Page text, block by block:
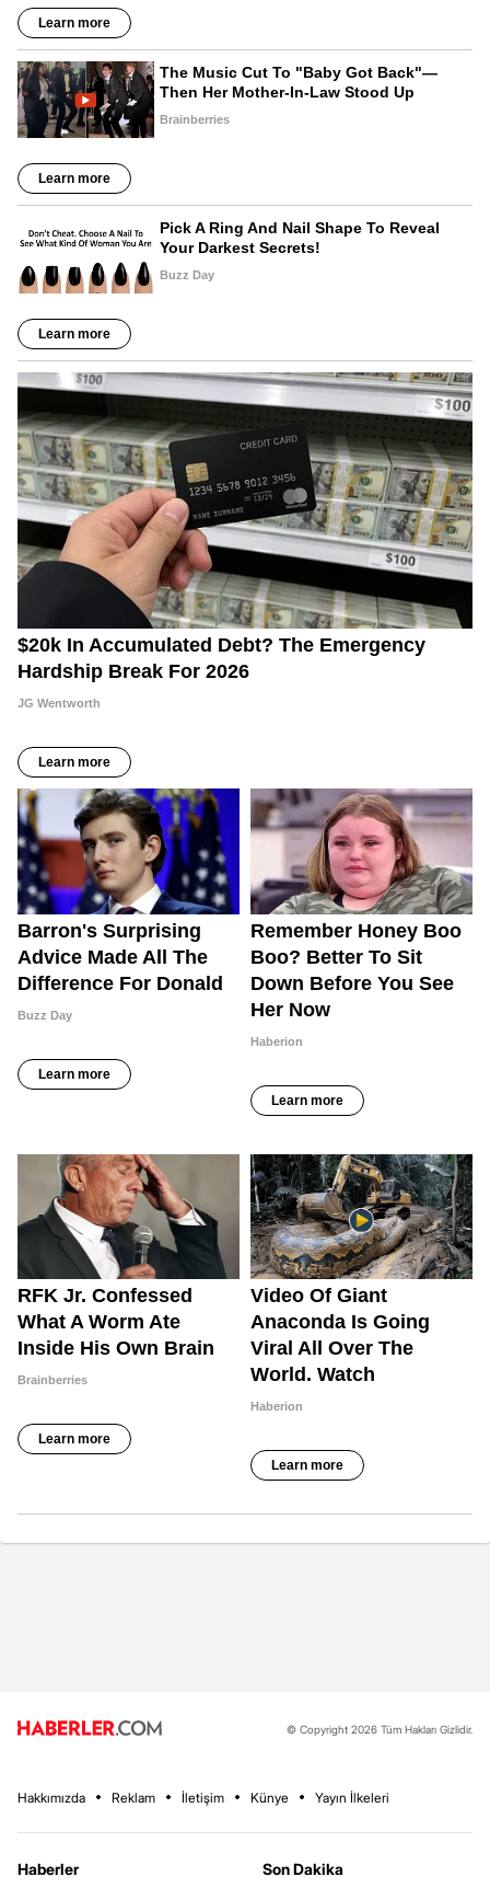
© Copyright 2026 Tüm Hakları Gizlidir.
Hakkımızda Reklam İletişim Künye Yayın İlkeleri
Haberler
Son Dakika